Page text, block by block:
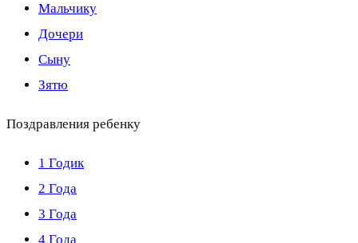
Мальчику
Дочери
Сыну
Зятю
Поздравления ребенку
1 Годик
2 Года
3 Года
4 Года